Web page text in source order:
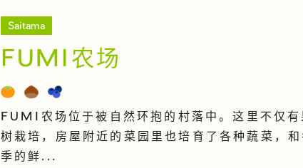
Saitama
FUMI农场
FUMI农场位于被自然环抱的村落中。这里不仅有
树栽培，房屋附近的菜园里也培育了各种蔬菜，
季的鲜...